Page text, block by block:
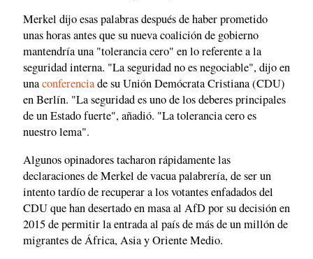
Merkel dijo esas palabras después de haber prometido
unas horas antes que su nueva coalición de gobierno
mantendría una "tolerancia cero" en lo referente a la
seguridad interna. "La seguridad no es negociable", dijo en
unaconferenciade su Unión Demócrata Cristiana (CDU)
en Berlín. "La seguridad es uno de los deberes principales
de un Estado fuerte", añadió. "La tolerancia cero es
nuestro lema".
Algunos opinadores tacharon rápidamente las
declaraciones de Merkel de vacua palabrería, de ser un
intento tardío de recuperar a los votantes enfadados del
CDU que han desertado en masa al AfD por su decisión en
2015 de permitir la entrada al país de más de un millón de
migrantes de África, Asia y Oriente Medio.